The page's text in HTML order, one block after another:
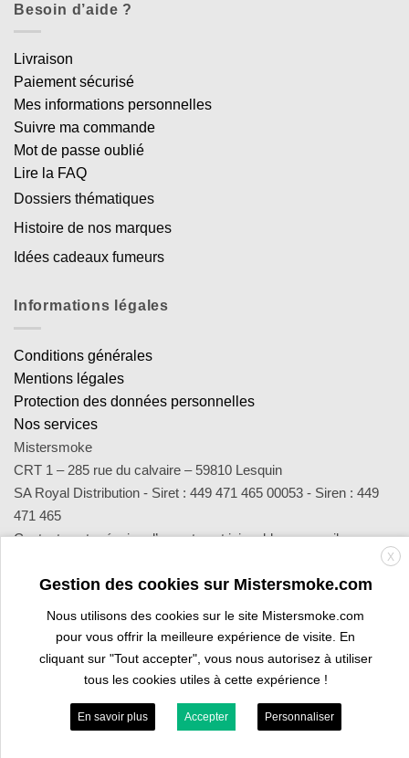
Besoin d’aide ?
Livraison
Paiement sécurisé
Mes informations personnelles
Suivre ma commande
Mot de passe oublié
Lire la FAQ
Dossiers thématiques
Histoire de nos marques
Idées cadeaux fumeurs
Informations légales
Conditions générales
Mentions légales
Protection des données personnelles
Nos services
Mistersmoke
CRT 1 – 285 rue du calvaire – 59810 Lesquin
SA Royal Distribution - Siret : 449 471 465 00053 - Siren : 449
471 465
Contact : notre équipe d’experts est joignable par email
sav@mistersmoke.com ou par téléphone au 03 20 90 56 55 du
lundi au vendredi de 9h à 17h.
Pay
Bank
Copyright 2026 ©Mistersmoke.com
X
Gestion des cookies sur Mistersmoke.com
Nous utilisons des cookies sur le site Mistersmoke.com
pour vous offrir la meilleure expérience de visite. En
cliquant sur "Tout accepter", vous nous autorisez à utiliser
tous les cookies utiles à cette expérience !
En savoir plus Accepter Personnaliser